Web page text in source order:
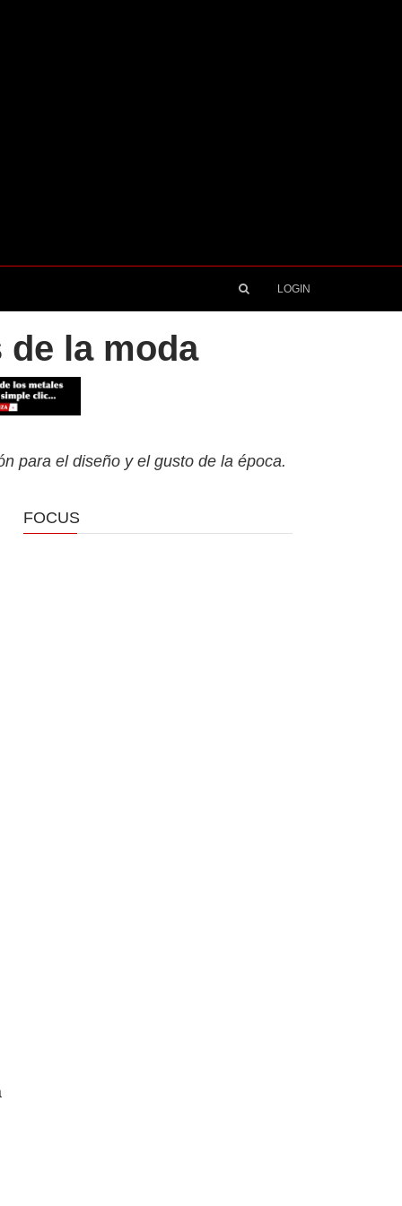
LOGIN
la moda
para el diseño y el gusto de la época.
FOCUS